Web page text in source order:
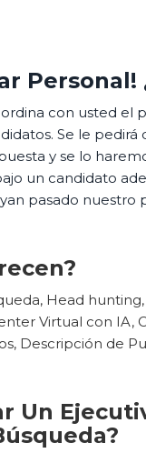
Personal!
con usted el
Se le
y se lo
un candidato
pasado nuestro
Head
Virtual con IA,
Descripción de
Un